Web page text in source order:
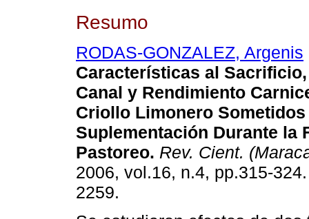
Resumo
RODAS-GONZALEZ, Argenis
Características al
Canal y Rendimiento
Criollo Limonero Sometidos
Suplementación Durante la
Pastoreo. Rev. Cient.
2006, vol.16, n.4, pp.315-
2259.